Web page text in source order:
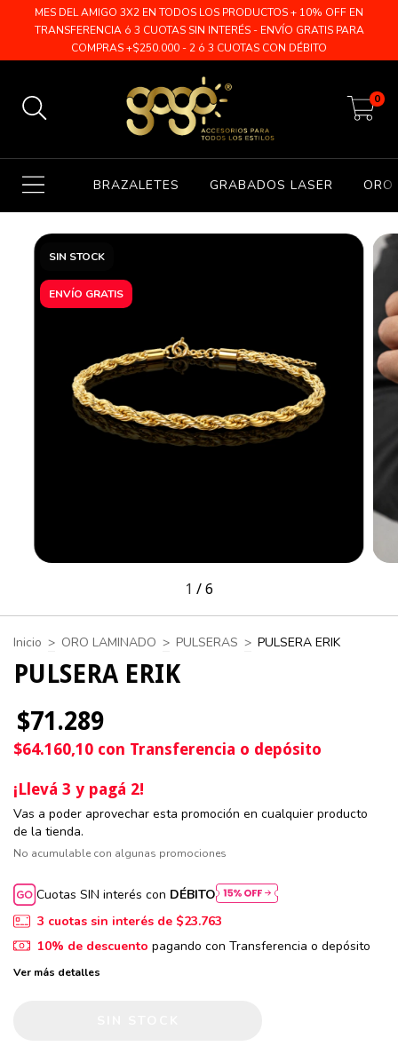
MES DEL AMIGO 3X2 EN TODOS LOS PRODUCTOS + 10% OFF EN
TRANSFERENCIA ó 3 CUOTAS SIN INTERÉS - ENVÍO GRATIS PARA
COMPRAS +$250.000 - 2 ó 3 CUOTAS CON DÉBITO
0
BRAZALETES GRABADOS LASER ORO
SIN STOCK
ENVÍO GRATIS
1 / 6
Inicio > ORO LAMINADO > PULSERAS > PULSERA ERIK
PULSERA ERIK
$71.289
$64.160,10 con Transferencia o depósito
¡Llevá 3 y pagá 2!
Vas a poder aprovechar esta promoción en cualquier producto
de la tienda.
No acumulable con algunas promociones
Cuotas SIN interés con DÉBITO
3 cuotas sin interés de $23.763
10% de descuento pagando con Transferencia o depósito
Ver más detalles